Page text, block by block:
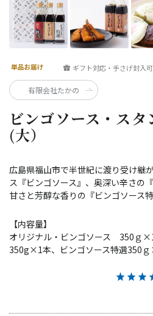
ビンゴソース・スタ
(大）
ギフト対応・手さげ封入可
広島県福山市で半世紀に渡り受け継
ス『ビンゴソース』、奥深い辛さの
甘さと芳醇な香りの『ビンゴソース
【内容量】
オリジナル・ビンゴソース 350ｇ
350g×1本、ビンゴソース特選350
有限会社たかの